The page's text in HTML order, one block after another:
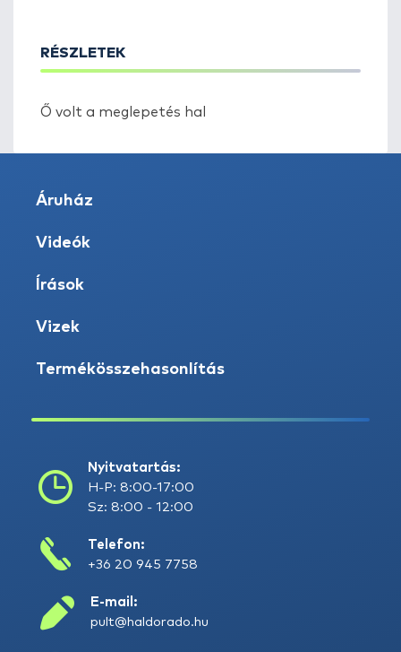
RÉSZLETEK
Ő volt a meglepetés hal
Áruház
Videók
Írások
Vizek
Termékösszehasonlítás
Nyitvatartás:
H-P: 8:00-17:00
Sz: 8:00 - 12:00
Telefon:
+36 20 945 7758
E-mail:
pult@haldorado.hu